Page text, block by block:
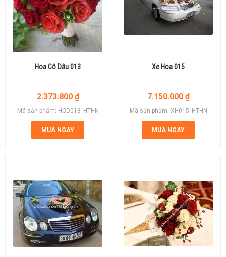
Hoa Cô Dâu 013
2.373.800 ₫
Mã sản phẩm: HCD013_HTHN
MUA NGAY
Xe Hoa 015
7.150.000 ₫
Mã sản phẩm: XH015_HTHN
MUA NGAY